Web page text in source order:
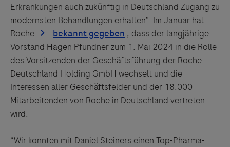
Erkrankungen auch zukünftig in Deutschland Zugang zu
modernsten Behandlungen erhalten”. Im Januar hat
Roche
, dass der langjährige
Vorstand Hagen Pfundner zum 1. Mai 2024 in die Rolle
des Vorsitzenden der Geschäftsführung der Roche
Deutschland Holding GmbH wechselt und die
Interessen aller Geschäftsfelder und der 18.000
Mitarbeitenden von Roche in Deutschland vertreten
wird.
“Wir konnten mit Daniel Steiners einen Top-Pharma-